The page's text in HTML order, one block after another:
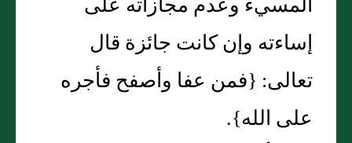
إساءته وإن كانت جائزة قال
تعالى: {فمن عفا وأصفح فأجره
على الله}.